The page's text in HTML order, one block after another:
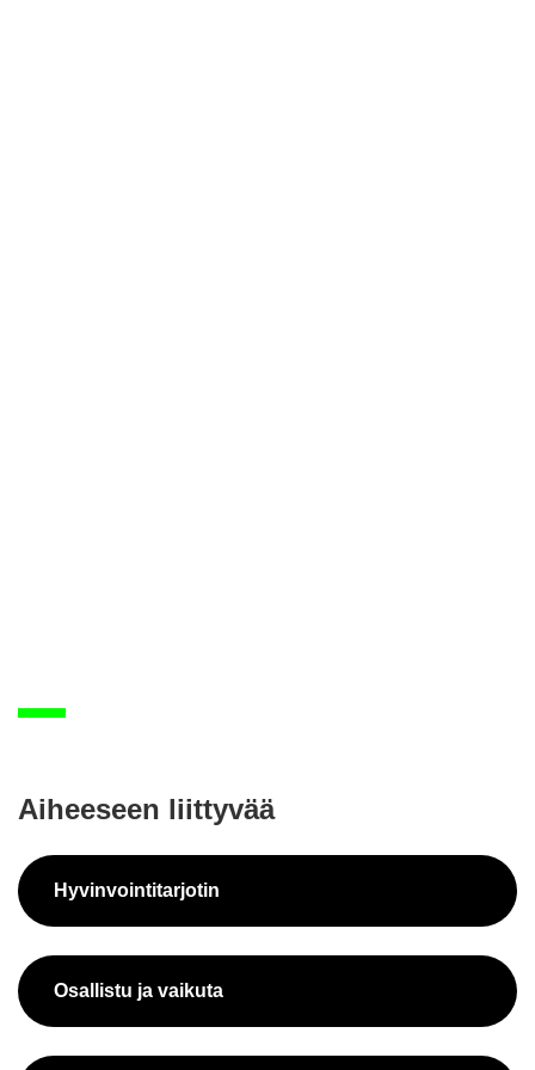
Ai­hee­seen liit­ty­vää
Hy­vin­voin­ti­tar­jo­tin
Osal­lis­tu ja vai­ku­ta